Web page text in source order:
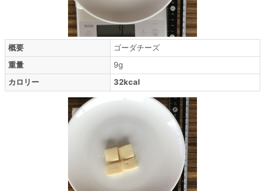
概要
ゴーダチーズ
重量
9g
カロリー
32kcal